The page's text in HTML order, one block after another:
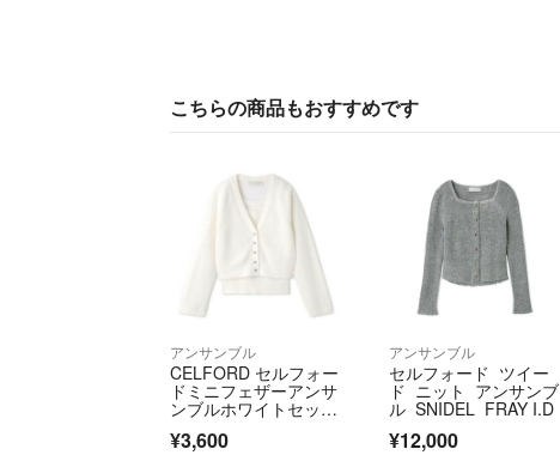
こちらの商品もおすすめです
アンサンブル
CELFORD セルフォー
ドミニフェザーアンサ
ンブルホワイトセット
アップ 38
¥3,600
アンサンブル
セルフォード ツイー
ド ニット アンサンブ
ル SNIDEL FRAY I.D
¥12,000